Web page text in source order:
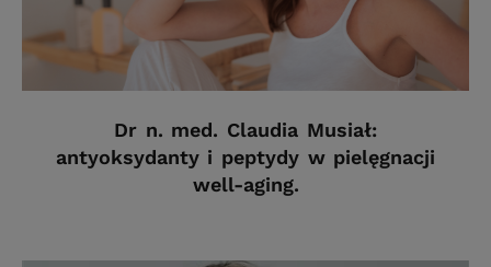
Dr n. med. Claudia Musiał:
antyoksydanty i peptydy w pielęgnacji
well-aging.